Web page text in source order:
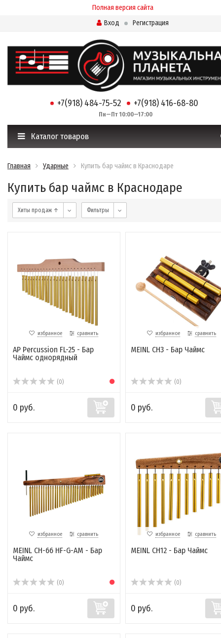
Полная версия сайта
Вход
Регистрация
+7(918) 484-75-52 +7(918) 416-68-80
Пн—Пт 10:00—17:00
Каталог товаров
Главная Ударные Купить бар чаймс в Краснодаре
Купить бар чаймс в Краснодаре
Хиты продаж ↑ Фильтры
избранное сравнить
AP Percussion FL-25 - Бар
Чаймс однорядный
(0)
0 руб.
избранное сравнить
MEINL CH3 - Бар Чаймс
(0)
0 руб.
избранное сравнить
MEINL CH-66 HF-G-AM - Бар
Чаймс
(0)
0 руб.
избранное сравнить
MEINL CH12 - Бар Чаймс
(0)
0 руб.